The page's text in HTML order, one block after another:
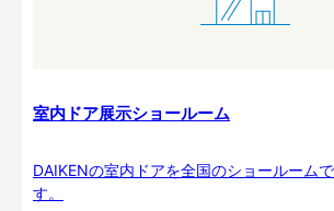
室内ドア展示ショールーム
DAIKENの室内ドアを全国のショールーム
す。